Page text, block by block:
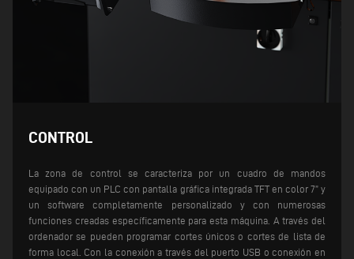
CONTROL
La zona de control se caracteriza por un cuadro de mandos
equipado con un PLC con pantalla gráfica integrada TFT en color 7” y
un software completamente personalizado y con numerosas
funciones creadas específicamente para esta máquina. A través del
ordenador se pueden programar cortes únicos o cortes de lista de
forma local. Con la conexión a través del puerto USB o conexión en